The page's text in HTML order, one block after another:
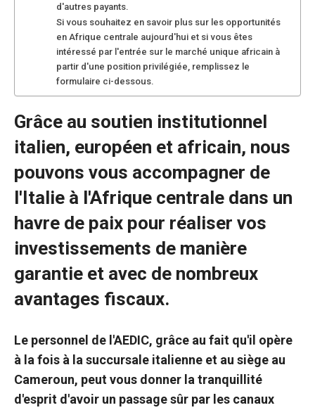
d'autres payants.
Si vous souhaitez en savoir plus sur les opportunités
en Afrique centrale aujourd'hui et si vous êtes
intéressé par l'entrée sur le marché unique africain à
partir d'une position privilégiée, remplissez le
formulaire ci-dessous.
Grâce au soutien institutionnel
italien, européen et africain, nous
pouvons vous accompagner de
l'Italie à l'Afrique centrale dans un
havre de paix pour réaliser vos
investissements de manière
garantie et avec de nombreux
avantages fiscaux.
Le personnel de l'AEDIC, grâce au fait qu'il opère
à la fois à la succursale italienne et au siège au
Cameroun, peut vous donner la tranquillité
d'esprit d'avoir un passage sûr par les canaux
d'améliorer la
fonctionnalité
et la structure
du site web,
en fonction
de la manière
dont le site
est utilisé.
Expérience
Afin que notre
site web
fonctionne au
mieux pendant
votre visite. Si
vous refusez
ces cookies,
certaines
fonctionnalités
disparaîtront
En partageant
vos intérêts et